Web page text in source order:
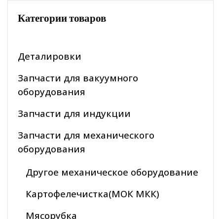
Категории товаров
Деталировки
Запчасти для вакуумного
оборудования
Запчасти для индукции
Запчасти для механического
оборудования
Другое механическое оборудование
Картофелечистка(МОК МКК)
Мясорубка